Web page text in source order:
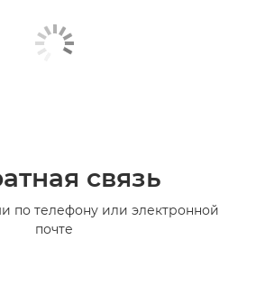
связь
по телефону или электронной
почте